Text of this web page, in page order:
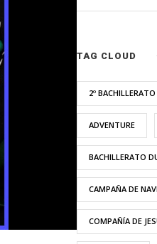
TAG CLOUD
2º BACHILLERATO
ADVENTURE
BACHILLERATO
CAMPAÑA DE
COMPAÑÍA DE